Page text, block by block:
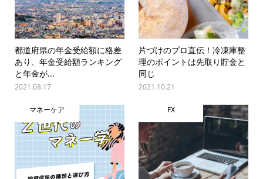
都道府県の年金受給額に格差
あり、年金受給額ランキング
と年金が...
2021.08.17
片づけのプロ直伝！冷凍庫整
理のポイントは先取り貯金と
同じ
2021.10.21
マネーケア FX